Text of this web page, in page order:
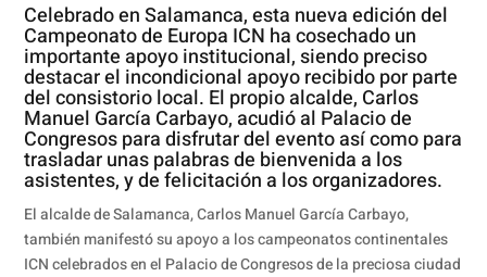
Celebrado en Salamanca, esta nueva edición del
Campeonato de Europa ICN ha cosechado un
importante apoyo institucional, siendo preciso
destacar el incondicional apoyo recibido por parte
del consistorio local. El propio alcalde, Carlos
Manuel García Carbayo, acudió al Palacio de
Congresos para disfrutar del evento así como para
trasladar unas palabras de bienvenida a los
asistentes, y de felicitación a los organizadores.
El alcalde de Salamanca, Carlos Manuel García Carbayo,
también manifestó su apoyo a los campeonatos continentales
ICN celebrados en el Palacio de Congresos de la preciosa ciudad